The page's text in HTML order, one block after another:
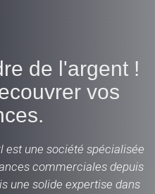
de l'argent !
vos
est une société spécialisée
commerciales depuis
une solide expertise dans